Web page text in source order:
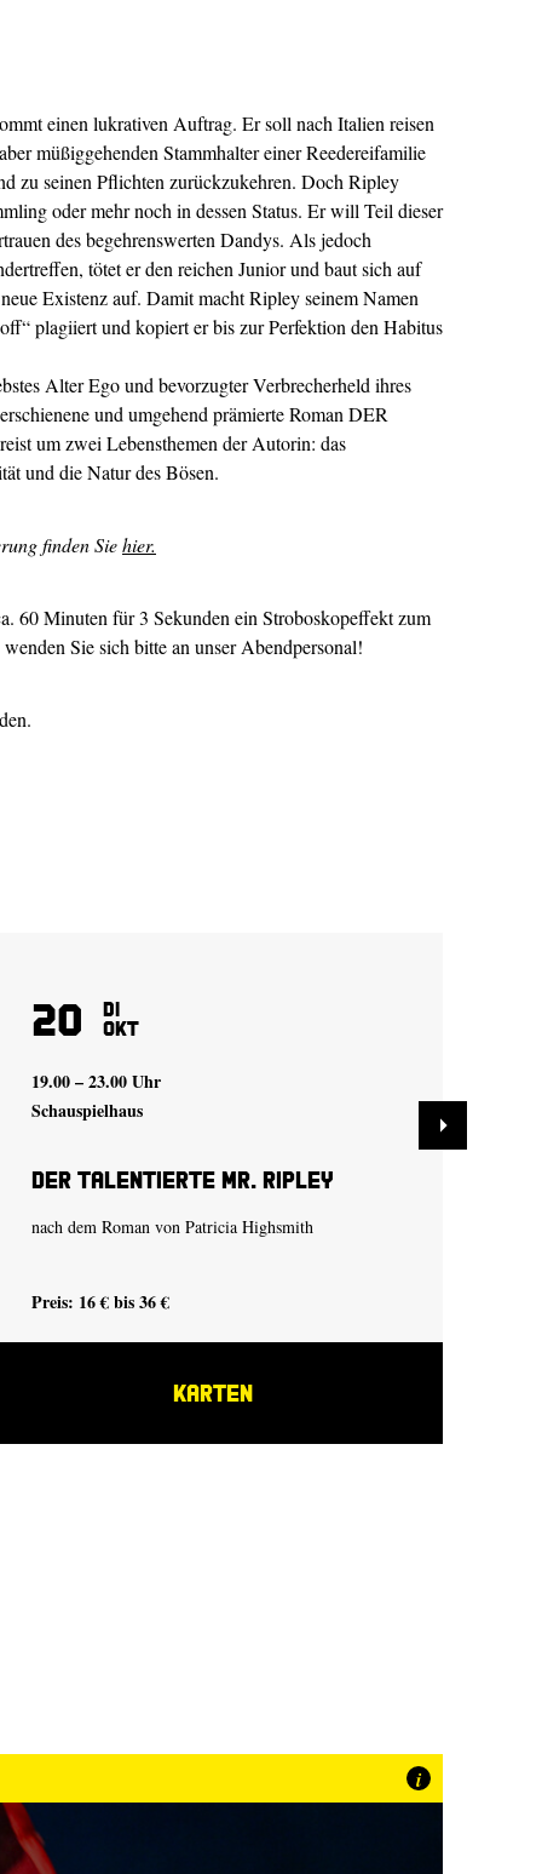
einen lukrativen Auftrag. Er soll nach Italien reisen
müßiggehenden Stammhalter einer Reedereifamilie
zu seinen Pflichten zurückzukehren. Doch Ripley
oder mehr noch in dessen Status. Er will Teil dieser
des begehrenswerten Dandys. Als jedoch
tötet er den reichen Junior und baut sich auf
Existenz auf. Damit macht Ripley seinem Namen
plagiiert und kopiert er bis zur Perfektion den Habitus
Alter Ego und bevorzugter Verbrecherheld ihres
und umgehend prämierte Roman DER
um zwei Lebensthemen der Autorin: das
und die Natur des Bösen.
finden Siehier.
60 Minuten für 3 Sekunden ein Stroboskopeffekt zum
Sie sich bitte an unser Abendpersonal!
20 Di
Okt
19.00 – 23.00 Uhr
Schauspielhaus
Der talentierte Mr. Ripley
nach dem Roman von Patricia Highsmith
Preis: 16 € bis 36 €
KARTEN
i